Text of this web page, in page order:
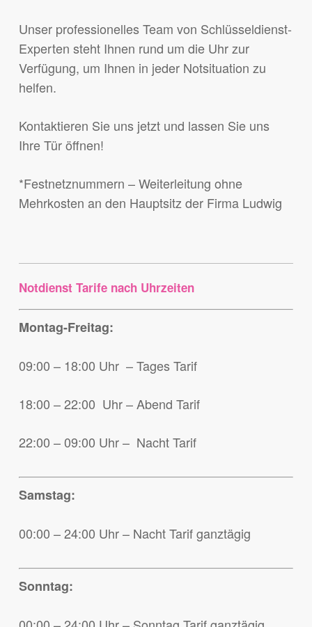
Unser professionelles Team von Schlüsseldienst-
Experten steht Ihnen rund um die Uhr zur
Verfügung, um Ihnen in jeder Notsituation zu
helfen.
Kontaktieren Sie uns jetzt und lassen Sie uns
Ihre Tür öffnen!
*Festnetznummern – Weiterleitung ohne
Mehrkosten an den Hauptsitz der Firma Ludwig
Notdienst Tarife nach Uhrzeiten
Montag-Freitag:
09:00 – 18:00 Uhr – Tages Tarif
18:00 – 22:00 Uhr – Abend Tarif
22:00 – 09:00 Uhr – Nacht Tarif
Samstag:
00:00 – 24:00 Uhr – Nacht Tarif ganztägig
Sonntag: